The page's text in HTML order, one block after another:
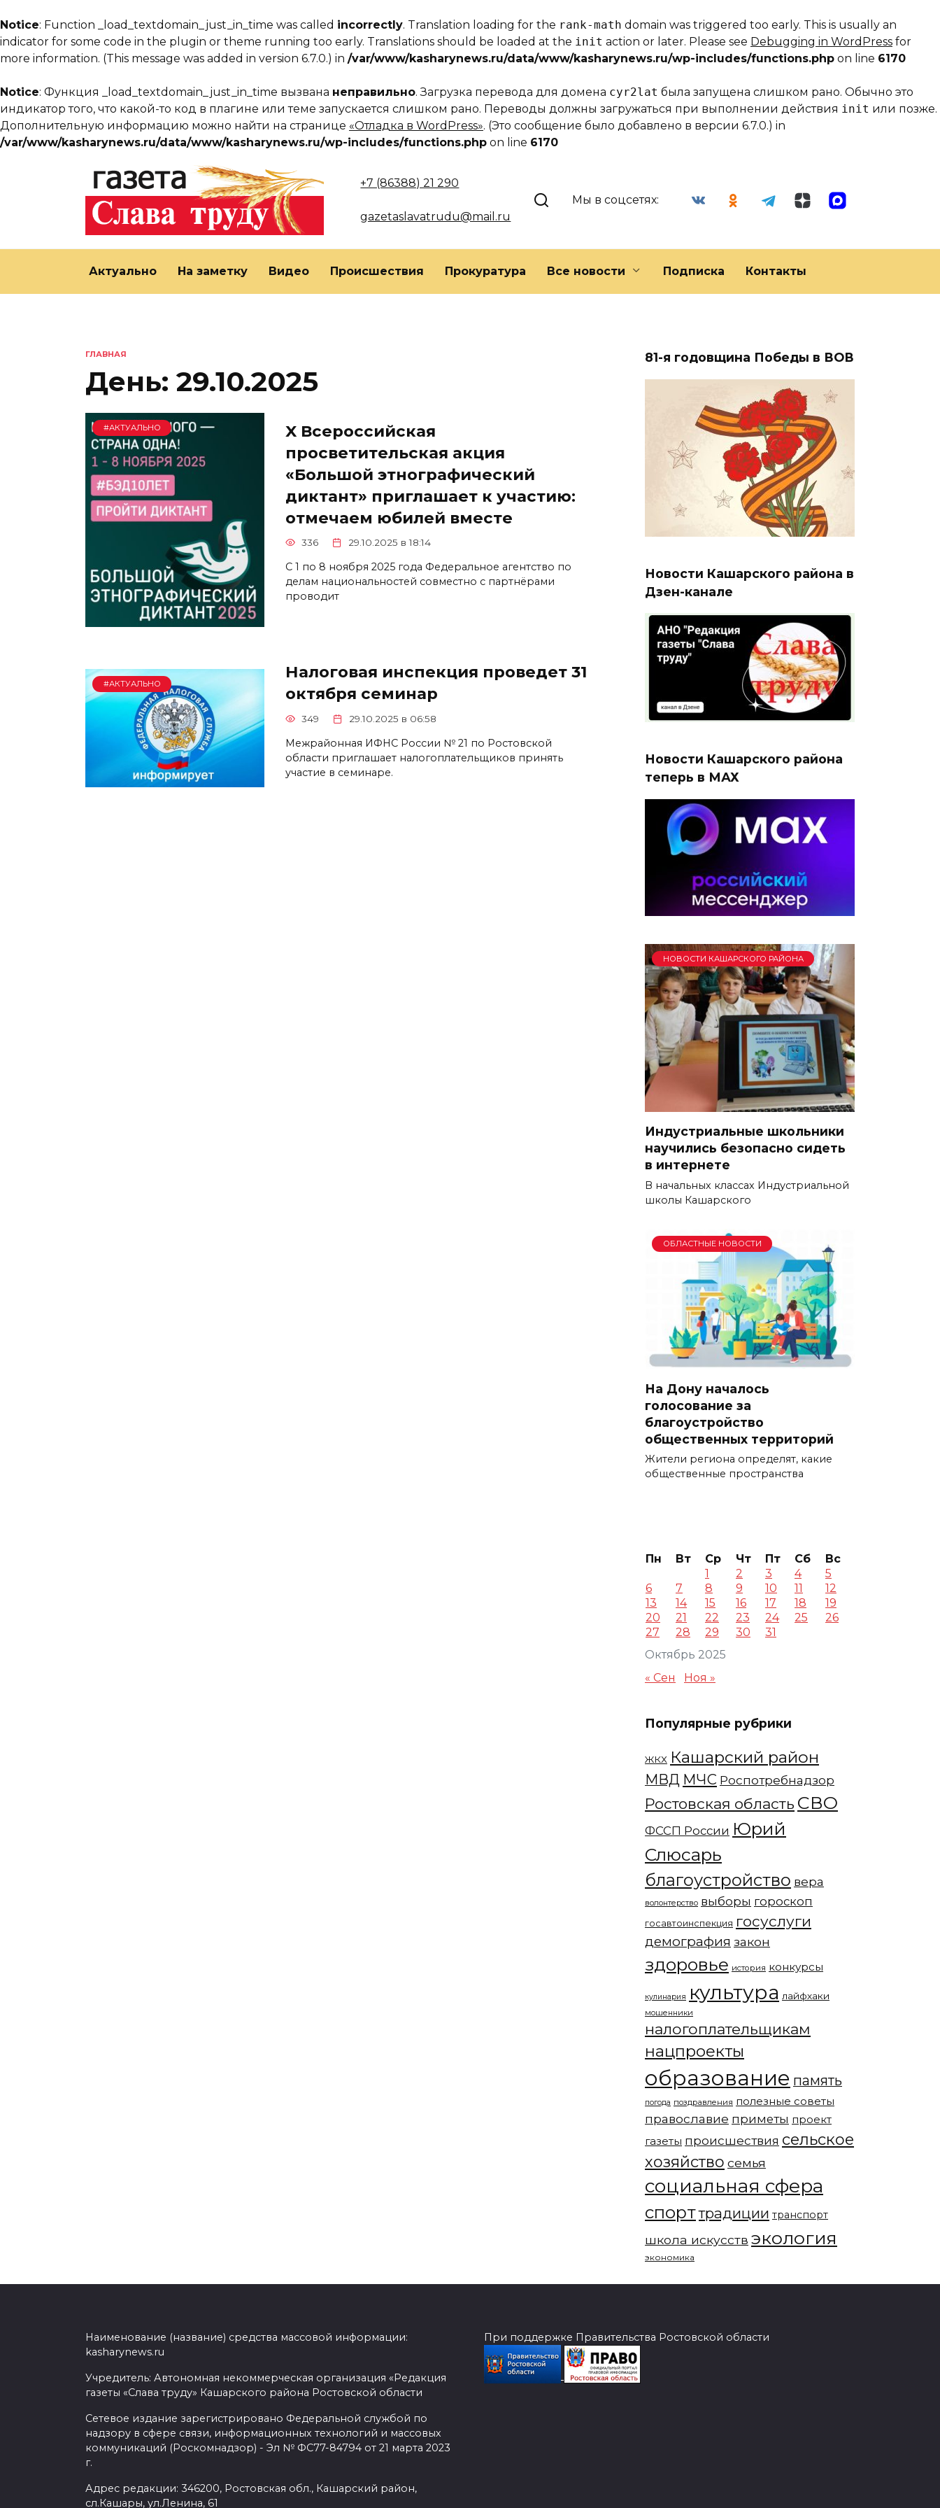
Notice: Function _load_textdomain_just_in_time was called incorrectly. Translation loading for the rank-math domain was triggered too early. This is usually an
indicator for some code in the plugin or theme running too early. Translations should be loaded at the init action or later. Please see Debugging in WordPress for
more information. (This message was added in version 6.7.0.) in /var/www/kasharynews.ru/data/www/kasharynews.ru/wp-includes/functions.php on line 6170
Notice: Функция _load_textdomain_just_in_time вызвана неправильно. Загрузка перевода для домена cyr2lat была запущена слишком рано. Обычно это
индикатор того, что какой-то код в плагине или теме запускается слишком рано. Переводы должны загружаться при выполнении действия init или позже.
Дополнительную информацию можно найти на странице «Отладка в WordPress». (Это сообщение было добавлено в версии 6.7.0.) in
/var/www/kasharynews.ru/data/www/kasharynews.ru/wp-includes/functions.php on line 6170
+7 (86388) 21 290
gazetaslavatrudu@mail.ru
Мы в соцсетях:
Актуально На заметку Видео Происшествия Прокуратура Все новости Подписка Контакты
ГЛАВНАЯ
День: 29.10.2025
#АКТУАЛЬНО
X Всероссийская
просветительская акция
«Большой этнографический
диктант» приглашает к участию:
отмечаем юбилей вместе
336 29.10.2025 в 18:14
С 1 по 8 ноября 2025 года Федеральное агентство по
делам национальностей совместно с партнёрами
проводит
#АКТУАЛЬНО
Налоговая инспекция проведет 31
октября семинар
349 29.10.2025 в 06:58
Межрайонная ИФНС России № 21 по Ростовской
области приглашает налогоплательщиков принять
участие в семинаре.
81-я годовщина Победы в ВОВ
Новости Кашарского района в
Дзен-канале
Новости Кашарского района
теперь в МАХ
НОВОСТИ КАШАРСКОГО РАЙОНА
Индустриальные школьники
научились безопасно сидеть
в интернете
В начальных классах Индустриальной
школы Кашарского
ОБЛАСТНЫЕ НОВОСТИ
На Дону началось
голосование за
благоустройство
общественных территорий
Жители региона определят, какие
общественные пространства
Октябрь 2025
Пн Вт Ср Чт Пт Сб
Вс
1
2 3 4
5
6
7 8 9 10 11
12
13
14 15 16 17 18
19
20
21 22 23 24 25
26
27
28 29 30 31
« Сен Ноя »
Популярные рубрики
ЖКХ Кашарский район
МВД МЧС Роспотребнадзор
Ростовская область СВО
ФССП России Юрий
Слюсарь
благоустройство вера
волонтерство выборы гороскоп
госавтоинспекция госуслуги
демография закон
здоровье история конкурсы
кулинария культура лайфхаки
мошенники
налогоплательщикам
нацпроекты
образование память
погода поздравления полезные советы
православие приметы проект
газеты происшествия сельское
хозяйство семья
социальная сфера
спорттрадиции транспорт
школа искусств экология
экономика
Наименование (название) средства массовой информации:
kasharynews.ru
Учредитель: Автономная некоммерческая организация «Редакция
газеты «Слава труду» Кашарского района Ростовской области
Сетевое издание зарегистрировано Федеральной службой по
надзору в сфере связи, информационных технологий и массовых
коммуникаций (Роскомнадзор) - Эл № ФС77-84794 от 21 марта 2023
г.
Адрес редакции: 346200, Ростовская обл., Кашарский район,
сл.Кашары, ул.Ленина, 61
При поддержке Правительства Ростовской области